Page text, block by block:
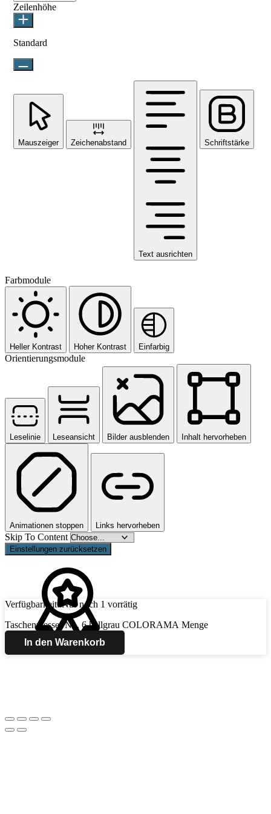
Zeilenhöhe
Standard
Mauszeiger Zeichenabstand
Text ausrichten
Schriftstärke
Farbmodule
Heller Kontrast Hoher Kontrast Einfarbig
Orientierungsmodule
Leselinie Leseansicht Bilder ausblenden Inhalt hervorheben
Animationen stoppen Links hervorheben
Skip To Content
Einstellungen zurücksetzen
Verfügbarkeit: Nur noch 1 vorrätig
Taschenmesser No. 6 hellgrau COLORAMA Menge
In den Warenkorb